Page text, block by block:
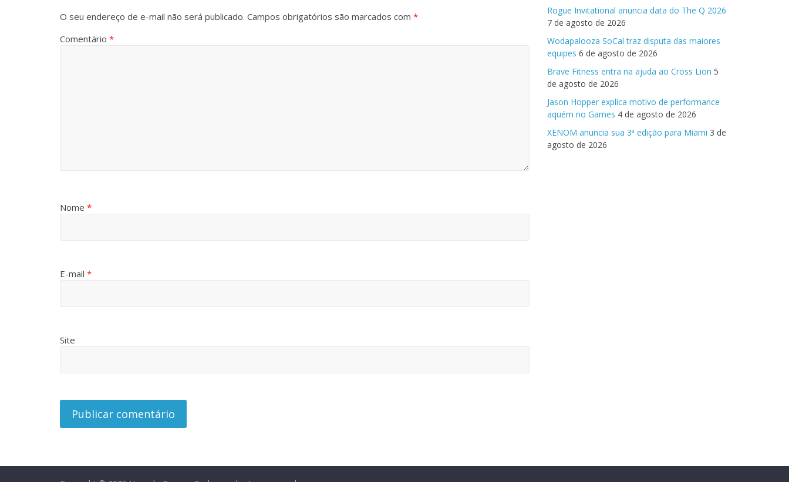
O seu endereço de e-mail não será publicado. Campos obrigatórios são marcados com *
Comentário *
Nome *
E-mail *
Site
Rogue Invitational anuncia data do The Q 2026
7 de agosto de 2026
Wodapalooza SoCal traz disputa das maiores
equipes 6 de agosto de 2026
Brave Fitness entra na ajuda ao Cross Lion 5
de agosto de 2026
Jason Hopper explica motivo de performance
aquém no Games 4 de agosto de 2026
XENOM anuncia sua 3ª edição para Miami 3 de
agosto de 2026